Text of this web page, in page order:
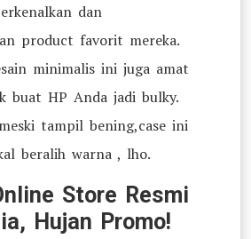
dan
product favorit mereka.
minimalis ini juga amat
buat HP Anda jadi bulky.
tampil bening,case ini
beralih warna , lho.
Store Resmi
Hujan Promo!